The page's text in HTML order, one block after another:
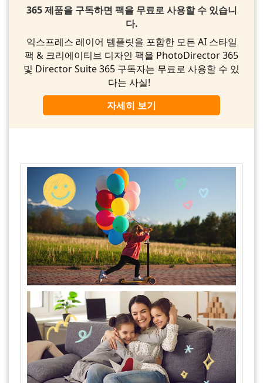
365 제품을 구독하면 팩을 무료로 사용할 수 있습니
다.
익스프레스 레이어 템플릿을 포함한 모든 AI 스타일
팩 & 크리에이티브 디자인 팩을 PhotoDirector 365
및 Director Suite 365 구독자는 무료로 사용할 수 있
다는 사실!
자세히 보기